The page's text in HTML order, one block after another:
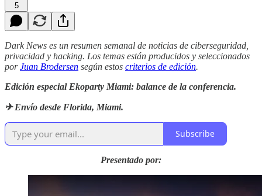
5
Dark News es un resumen semanal de noticias de ciberseguridad,
privacidad y hacking. Los temas están producidos y seleccionados
porJuan Brodersen según estos criterios de edición.
Edición especial Ekoparty Miami: balance de la conferencia.
✈ Envío desde Florida, Miami.
Subscribe
Presentado por: